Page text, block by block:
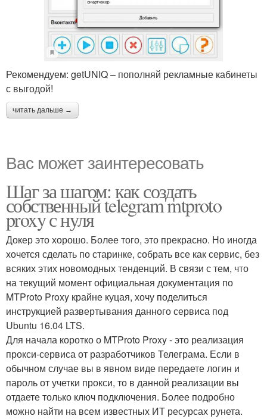
Рекомендуем: getUNIQ – пополняй рекламные кабинеты
с выгодой!
читать дальше →
Вас может заинтересовать
Шаг за шагом: как создать
собственный telegram mtproto
proxy с нуля
Докер это хорошо. Более того, это прекрасно. Но иногда
хочется сделать по старинке, собрать все как сервис, без
всяких этих новомодных тенденций. В связи с тем, что
на текущий момент официальная документация по
MTProto Proxy крайне куцая, хочу поделиться
инструкцией развертывания данного сервиса под
Ubuntu 16.04 LTS.
Для начала коротко о MTProto Proxy - это реализация
прокси-сервиса от разработчиков Телеграма. Если в
обычном случае вы в явном виде передаете логин и
пароль от учетки прокси, то в данной реализации вы
отдаете только ключ подключения. Более подробно
можно найти на всем известных ИТ ресурсах рунета.